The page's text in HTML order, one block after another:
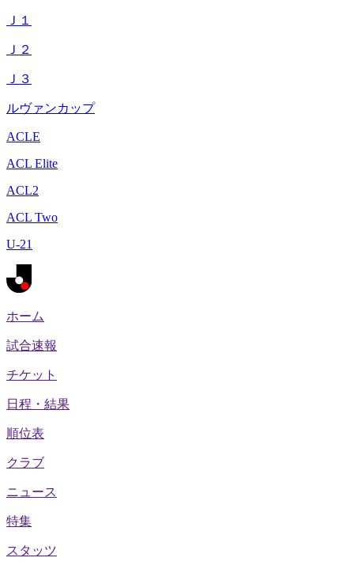
Ｊ１
Ｊ２
Ｊ３
ルヴァンカップ
ACLE
ACL Elite
ACL2
ACL Two
U-21
ホーム
試合速報
チケット
日程・結果
順位表
クラブ
ニュース
特集
スタッツ